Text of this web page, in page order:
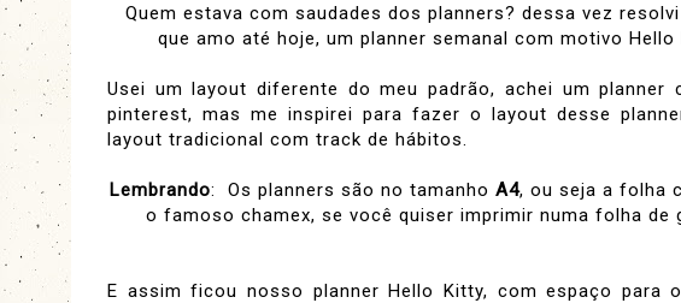
Quem estava com saudades dos planners? dessa vez
que amo até hoje, um planner semanal com motivo
Usei um layout diferente do meu padrão, achei um planner
pinterest, mas me inspirei para fazer o layout desse
layout tradicional com track de hábitos.
Lembrando: Os planners são no tamanho A4, ou seja a folha
o famoso chamex, se você quiser imprimir numa folha de
E assim ficou nosso planner Hello Kitty, com espaço para